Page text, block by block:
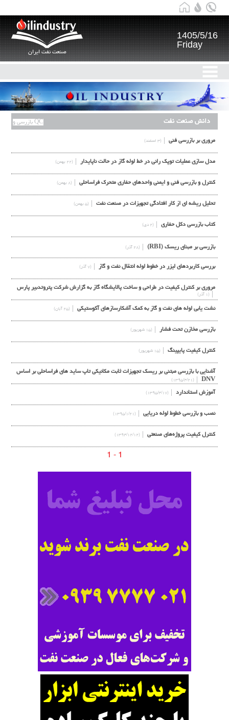
صنعت نفت ایران
1405/5/16
Friday
دانش صنعت نفت بازرسی و QC
مروري بر بازرسي فني (۳ اسفند)
مدل سازی عملیات توپک رانی در خط لوله گاز در حالت ناپایدار (۲۲ بهمن)
كنترل و بازرسي فني و ايمني واحدهاي حفاري متحرك فراساحلي (۸ بهمن)
تحلیل ریشه ای از کار افتادگی تجهیزات در صنعت نفت (۵ بهمن)
کتاب بازرسی دکل حفاری (۲ دی)
بازرسی بر مبنای ریسک (RBI) (۲۸ آذر)
بررسي كاربردهاي ليزر در خطوط لوله انتقال نفت و گاز (۷ آذر)
مروری بر کنترل کیفیت در طراحی و ساخت پالایشگاه گاز به گزارش شرکت پتروتدبیر پارس
(۱ آذر)
نشت يابي لوله هاي نفت و گاز به كمك آشكارسازهاي آكوستيكي (۲۵ آبان)
بازرسی مخازن تحت فشار (۱۵ شهریور)
کنترل کیفیت پایپینگ (۱۵ شهریور)
آشنایی با بازرسی مبتنی بر ریسک تجهیزات ثابت مکانیکی تاپ ساید های فراساحلی بر اساس
DNV
(۱۳۹۵/۴/۲۱)
آموزش استاندارد (۱۳۹۵/۴/۱۷)
نصب و بازرسی خطوط لوله دریایی (۱۳۹۵/۱/۲۱)
کنترل کیفیت پروژه‌های صنعتی (۱۳۹۴/۱۲/۱۲)
1 - 1